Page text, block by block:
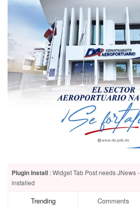
Plugin Install : Widget Tab Post needs JNews
installed
Trending Comments